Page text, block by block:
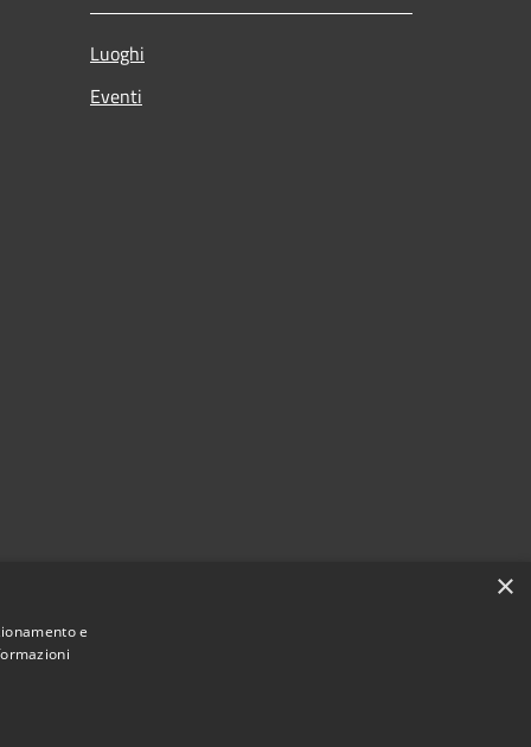
Luoghi
Eventi
×
e